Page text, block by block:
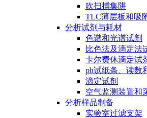
吹扫捕集阱
TLC薄层板和吸
分析试剂与耗材
色谱和光谱试剂
比色法及滴定法
卡尔费休滴定试
ph试纸条、读数
滴定试剂
空气监测装置和
分析样品制备
实验室过滤支架